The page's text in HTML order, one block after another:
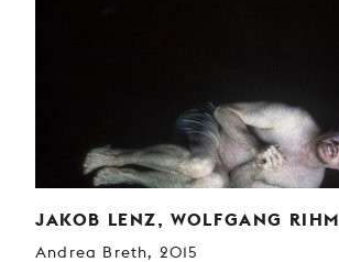
JAKOB LENZ, WOLFGANG RIHM
Andrea Breth, 2015